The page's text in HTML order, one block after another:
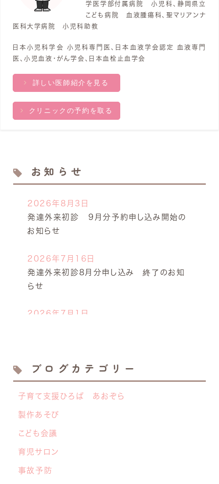
学医学部付属病院 小児科、静岡県立
こども病院 血液腫瘍科、聖マリアンナ
医科大学病院 小児科助教
日本小児科学会 小児科専門医、日本血液学会認定 血液専門
医、小児血液・がん学会、日本血栓止血学会
詳しい医師紹介を見る
クリニックの予約を取る
お知らせ
2026年8月3日
発達外来初診 ９月分予約申し込み開始の
お知らせ
2026年7月16日
発達外来初診8月分申し込み 終了のお知
らせ
2026年7月1日
離乳食サロン７月の開催日決定しました！
2026年6月19日
【NEW】 離乳食サロン開催のお知らせ
2026年6月8日
中学生の交流グループ「てらこや」のご案内
ブログカテゴリー
子育て支援ひろば あおぞら
製作あそび
こども会議
育児サロン
事故予防